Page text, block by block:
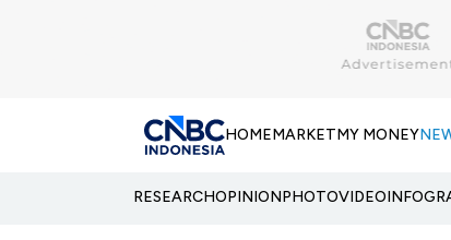
HOMEMARKETMY MONEY
RESEARCHOPINIONPHOTOVIDEO